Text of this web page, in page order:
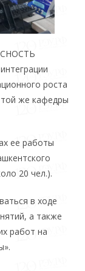
роста
той же кафедры
ее работы
20 чел.).
в ходе
а также
работ на